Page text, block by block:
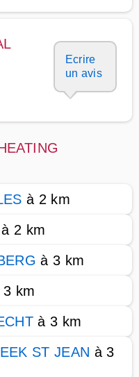
Ecrire
un avis
à 2 km
à 2 km
à 3 km
3 km
à 3 km
ST JEAN à 3